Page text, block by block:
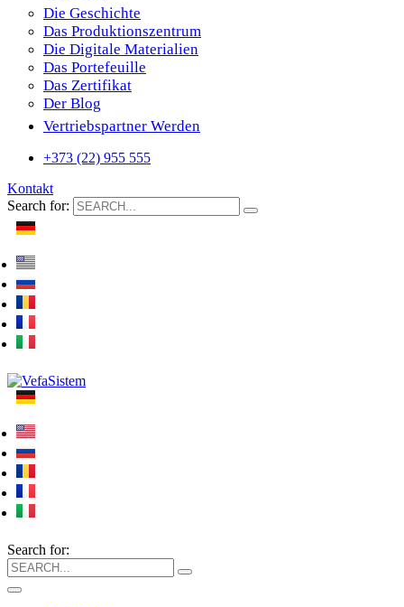
Die Geschichte
Das Produktionszentrum
Die Digitale Materialien
Das Portefeuille
Das Zertifikat
Der Blog
Vertriebspartner Werden
+373 (22) 955 555
Kontakt
Search for:
Search for: